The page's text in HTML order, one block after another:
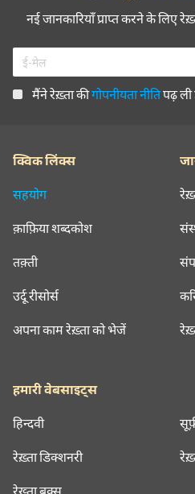
नई जानकारियाँ प्राप्त करने के लिए
मैंने रेख़्ता कीगोपनीयता नीतिपढ़
क्विक लिंक्स
सहयोग
क़ाफ़िया शब्दकोश
तक़्ती
उर्दू रीसोर्स
अपना काम रेख़्ता को भेजें
हमारी वेबसाइट्स
हिन्दवी
रेख़्ता डिक्शनरी
रेख़्ता बुक्स